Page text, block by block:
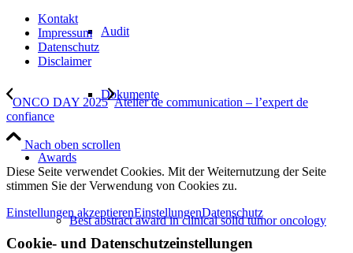
Audit
Dokumente
Awards
Best abstract award in clinical solid tumor oncology
Kontakt
Impressum
Datenschutz
Disclaimer
ONCO DAY 2025 Atelier de communication – l’expert de
confiance
Nach oben scrollen
Diese Seite verwendet Cookies. Mit der Weiternutzung der Seite
stimmen Sie der Verwendung von Cookies zu.
Einstellungen akzeptierenEinstellungenDatenschutz
Cookie- und Datenschutzeinstellungen